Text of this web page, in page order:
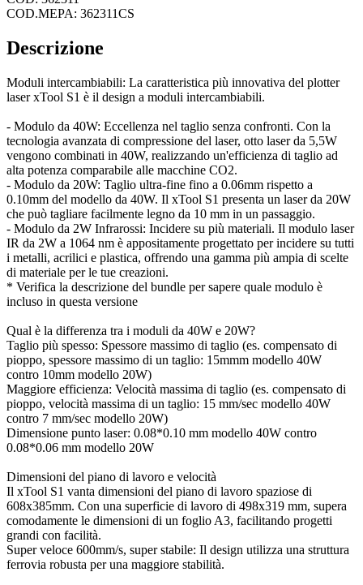
COD.MEPA: 362311CS
Descrizione
Moduli intercambiabili: La caratteristica più innovativa del plotter
laser xTool S1 è il design a moduli intercambiabili.
- Modulo da 40W: Eccellenza nel taglio senza confronti. Con la
tecnologia avanzata di compressione del laser, otto laser da 5,5W
vengono combinati in 40W, realizzando un'efficienza di taglio ad
alta potenza comparabile alle macchine CO2.
- Modulo da 20W: Taglio ultra-fine fino a 0.06mm rispetto a
0.10mm del modello da 40W. Il xTool S1 presenta un laser da 20W
che può tagliare facilmente legno da 10 mm in un passaggio.
- Modulo da 2W Infrarossi: Incidere su più materiali. Il modulo laser
IR da 2W a 1064 nm è appositamente progettato per incidere su tutti
i metalli, acrilici e plastica, offrendo una gamma più ampia di scelte
di materiale per le tue creazioni.
* Verifica la descrizione del bundle per sapere quale modulo è
incluso in questa versione
Qual è la differenza tra i moduli da 40W e 20W?
Taglio più spesso: Spessore massimo di taglio (es. compensato di
pioppo, spessore massimo di un taglio: 15mmm modello 40W
contro 10mm modello 20W)
Maggiore efficienza: Velocità massima di taglio (es. compensato di
pioppo, velocità massima di un taglio: 15 mm/sec modello 40W
contro 7 mm/sec modello 20W)
Dimensione punto laser: 0.08*0.10 mm modello 40W contro
0.08*0.06 mm modello 20W
Dimensioni del piano di lavoro e velocità
Il xTool S1 vanta dimensioni del piano di lavoro spaziose di
608x385mm. Con una superficie di lavoro di 498x319 mm, supera
comodamente le dimensioni di un foglio A3, facilitando progetti
grandi con facilità.
Super veloce 600mm/s, super stabile: Il design utilizza una struttura
ferrovia robusta per una maggiore stabilità.